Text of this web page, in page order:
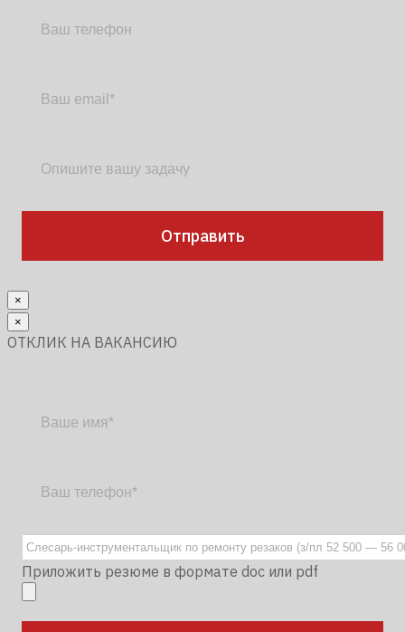
×
×
ОТКЛИК НА ВАКАНСИЮ
Приложить резюме в формате doc или pdf